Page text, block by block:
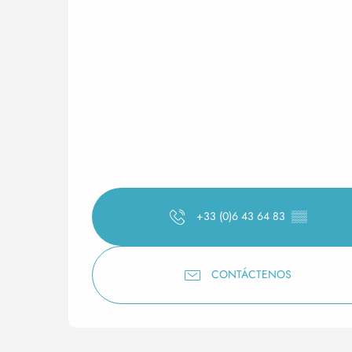
+33 (0)6 43 64 83 ▒▒
CONTÁCTENOS